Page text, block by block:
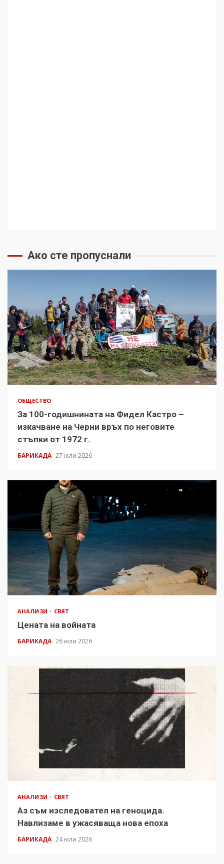
Ако сте пропуснали
ОБЩЕСТВО
За 100-годишнината на Фидел Кастро –
изкачване на Черни връх по неговите
стъпки от 1972 г.
БАРИКАДА 27 юли 2026
АНАЛИЗИ СВЯТ
Цената на войната
БАРИКАДА 26 юли 2026
АНАЛИЗИ СВЯТ
Аз съм изследовател на геноцида.
Навлизаме в ужасяваща нова епоха
БАРИКАДА 24 юли 2026